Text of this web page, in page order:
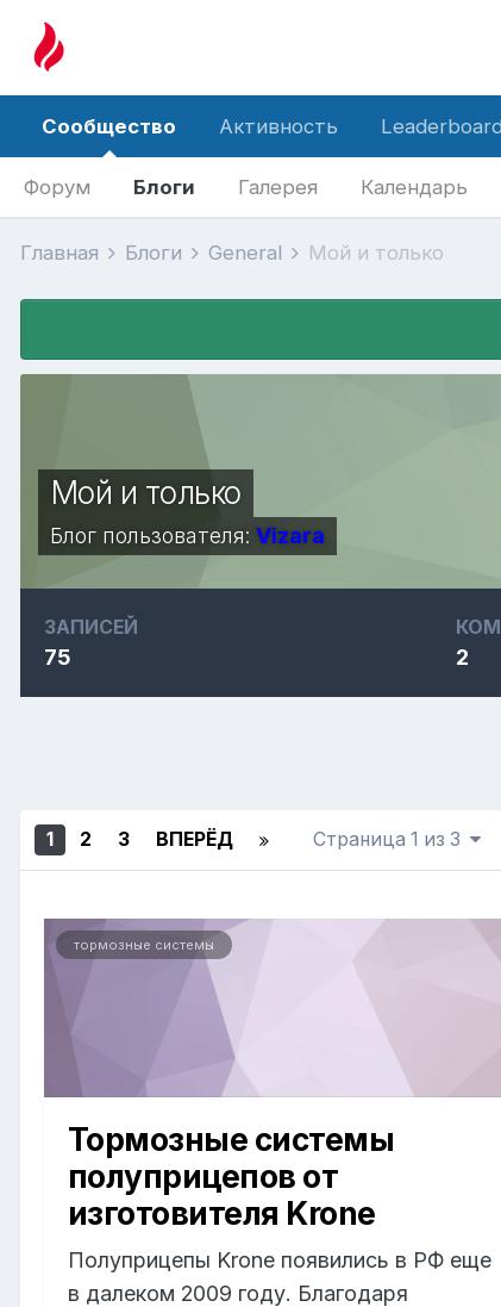
Сообщество
Форум Блоги Галерея Календарь
Активность Leaderboard
Главная Блоги General Мой и только
Мой и только
Блог пользователя: Vizara
ЗАПИСЕЙ
75 2
1 2 3 ВПЕРЁД Страница 1 из 3
тормозные системы
Тормозные системы
полуприцепов от
изготовителя Krone
Полуприцепы Krone появились в РФ еще
в далеком 2009 году. Благодаря